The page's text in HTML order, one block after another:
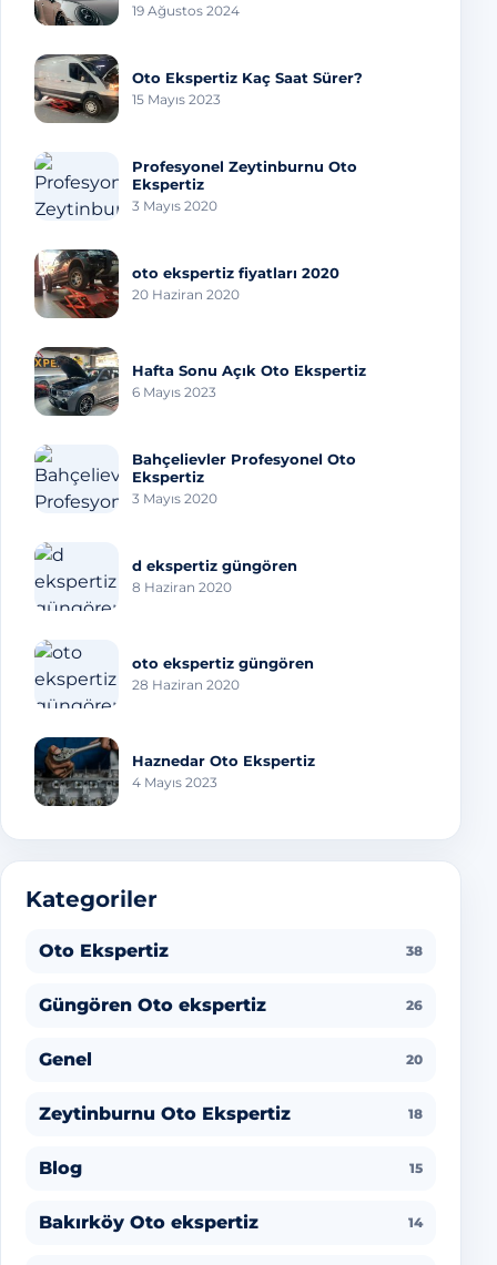
19 Ağustos 2024
Oto Ekspertiz Kaç Saat Sürer?
15 Mayıs 2023
Profesyonel Zeytinburnu Oto
Ekspertiz
3 Mayıs 2020
oto ekspertiz fiyatları 2020
20 Haziran 2020
Hafta Sonu Açık Oto Ekspertiz
6 Mayıs 2023
Bahçelievler Profesyonel Oto
Ekspertiz
3 Mayıs 2020
d ekspertiz güngören
8 Haziran 2020
oto ekspertiz güngören
28 Haziran 2020
Haznedar Oto Ekspertiz
4 Mayıs 2023
Kategoriler
Oto Ekspertiz 38
Güngören Oto ekspertiz 26
Genel 20
Zeytinburnu Oto Ekspertiz 18
Blog 15
Bakırköy Oto ekspertiz 14